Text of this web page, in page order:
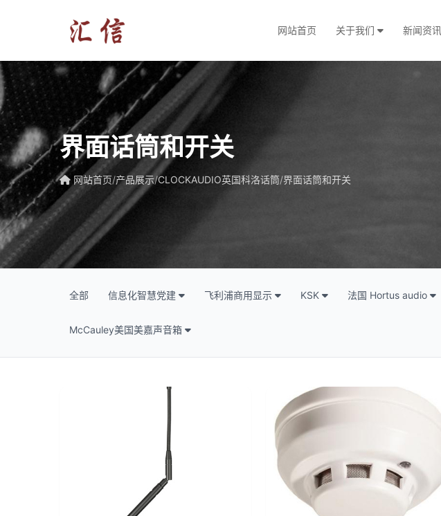
网站首页 关于我们 新闻资讯
界面话筒和开关
网站首页/产品展示/CLOCKAUDIO英国科洛话筒/界面话筒和开关
全部 信息化智慧党建 飞利浦商用显示 KSK 法国 Hortus audio
McCauley美国美嘉声音箱